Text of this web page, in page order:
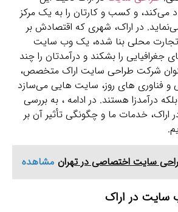
می‌کند، و کسب و کارتان را به یک مرکز
در اراک، شهری که اقتصادش بر
تجارت محلی بنا شده، یک وب‌ سایت
جغرافیایی را بشکند و درآمدتان را چند
عنوان شرکت طراحی سایت اراک متخصص،
و فناوری‌ های روز، سایت‌ هایی می‌سازد
درآمدزا هستند. در ادامه ، به بررسی
خدمات ما و چگونگی تأثیر آن بر
مشاهده سایت اختصاصی در تهران
در اراک